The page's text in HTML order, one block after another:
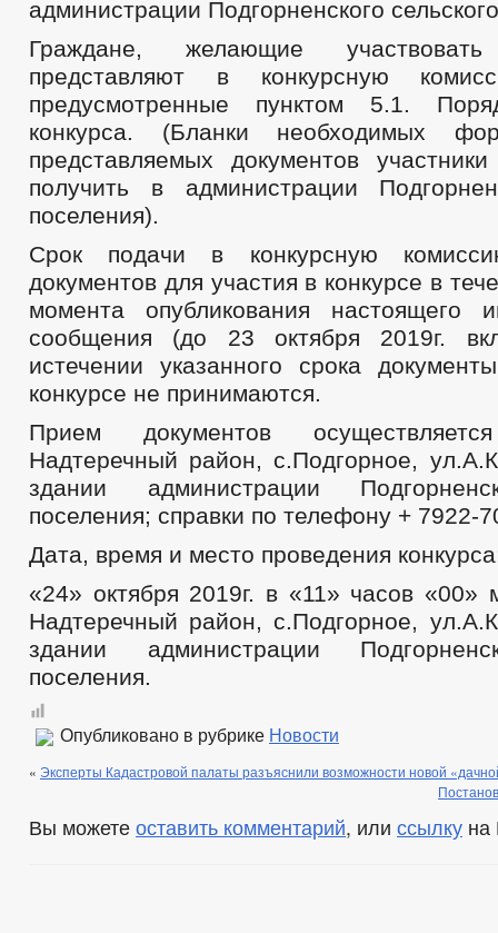
администрации Подгорненского
Граждане, желающие
представляют в конкурсную
предусмотренные пунктом 5.1.
конкурса. (Бланки необходимых
представляемых документов
получить в администрации
поселения).
Срок подачи в конкурсную
документов для участия в конкурсе в
момента опубликования настоящего
сообщения (до 23 октября 2019г.
истечении указанного срока
конкурсе не принимаются.
Прием документов
Надтеречный район, с.Подгорное,
здании администрации
поселения; справки по телефону + 7922-
Дата, время и место проведения
«24» октября 2019г. в «11» часов «00»
Надтеречный район, с.Подгорное,
здании администрации
поселения.
Опубликовано в рубрике Новости
« Эксперты Кадастровой палаты разъяснили возможности новой
Вы можете оставить комментарий, или ссылку на